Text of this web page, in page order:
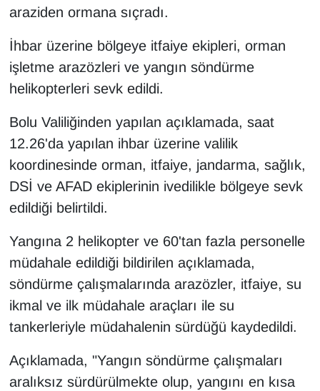
araziden ormana sıçradı.
İhbar üzerine bölgeye itfaiye ekipleri, orman
işletme arazözleri ve yangın söndürme
helikopterleri sevk edildi.
Bolu Valiliğinden yapılan açıklamada, saat
12.26'da yapılan ihbar üzerine valilik
koordinesinde orman, itfaiye, jandarma, sağlık,
DSİ ve AFAD ekiplerinin ivedilikle bölgeye sevk
edildiği belirtildi.
Yangına 2 helikopter ve 60'tan fazla personelle
müdahale edildiği bildirilen açıklamada,
söndürme çalışmalarında arazözler, itfaiye, su
ikmal ve ilk müdahale araçları ile su
tankerleriyle müdahalenin sürdüğü kaydedildi.
Açıklamada, "Yangın söndürme çalışmaları
aralıksız sürdürülmekte olup, yangını en kısa